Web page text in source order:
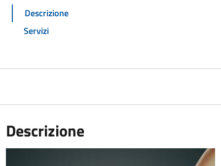
Descrizione
Servizi
Descrizione